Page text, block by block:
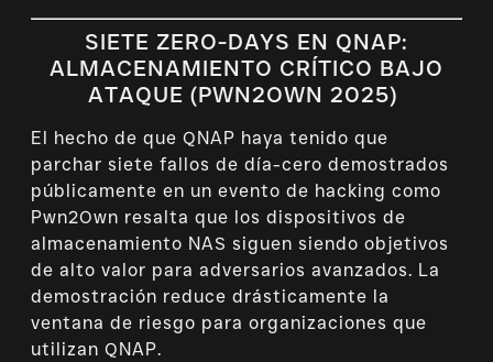
SIETE ZERO-DAYS EN QNAP:
ALMACENAMIENTO CRÍTICO BAJO
ATAQUE (PWN2OWN 2025)
El hecho de que QNAP haya tenido que
parchar siete fallos de día-cero demostrados
públicamente en un evento de hacking como
Pwn2Own resalta que los dispositivos de
almacenamiento NAS siguen siendo objetivos
de alto valor para adversarios avanzados. La
demostración reduce drásticamente la
ventana de riesgo para organizaciones que
utilizan QNAP.